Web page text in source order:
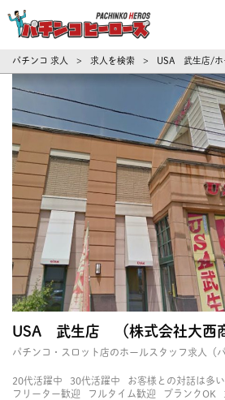
パチンコ求
パチンコ 求人 > 求人を検索 > USA 武生店/ホ
USA 武生店 （株式会社大西
パチンコ・スロット店のホールスタッフ求人（
20代活躍中 30代活躍中 お客様との対話は多い
フリーター歓迎
フルタイム歓迎 ブランクOK